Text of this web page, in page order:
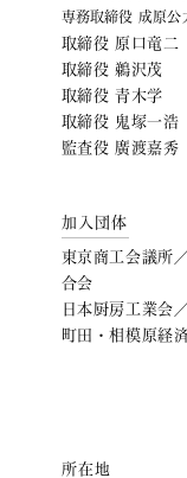
専務取締役 成原公
取締役 原口竜二
取締役 鵜沢茂
取締役 青木学
取締役 鬼塚一浩
監査役 廣渡嘉秀
加入団体
東京商工会議所
合会
日本厨房工業会
町田・相模原経
所在地